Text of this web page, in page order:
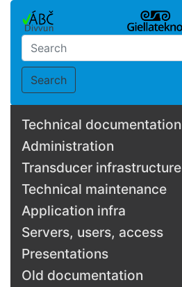
Search
Technical documentation
Administration
Transducer infrastructure
Technical maintenance
Application infra
Servers, users, access
Presentations
Old documentation